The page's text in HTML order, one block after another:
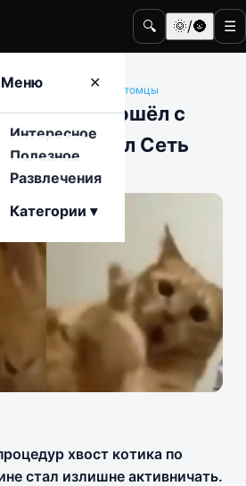
🔍 🌞/🌚 ☰
Меню ✕
Интересное
Полезное
Развлечения
Категории ▾
и домашние питомцы
котик сошёл с
и уморил Сеть
хвост котика по
стал излишне активничать.